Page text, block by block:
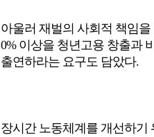
아울러 재벌의 사회적 책임
0% 이상을 청년고용 창출과
출연하라는 요구도 담았다.
장시간 노동체계를 개선하기